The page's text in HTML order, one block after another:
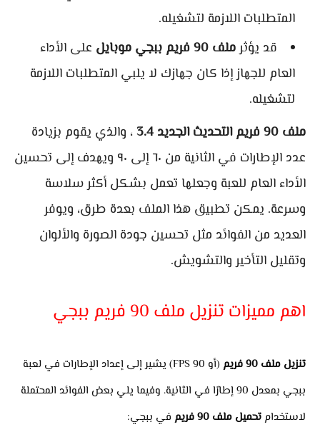
المتطلبات اللازمة لتشغيله.
قد يؤثرملف 90 فريم ببجي موبايل
على الأداء
العام للجهاز إذا كان جهازك لا يلبي المتطلبات اللازمة
لتشغيله.
ملف 90 فريم التحديث الجديد 3.4
، والذي يقوم بزيادة
عدد الإطارات في الثانية من ٦٠ إلى ٩٠ ويهدف إلى تحسين
الأداء العام للعبة وجعلها تعمل بشكل أكثر سلاسة
وسرعة. يمكن تطبيق هذا الملف بعدة طرق، ويوفر
العديد من الفوائد مثل تحسين جودة الصورة والألوان
وتقليل التأخير والتشويش.
اهم مميزات تنزيل ملف 90 فريم ببجي
تنزيل ملف 90 فريم
(أو 90 FPS) يشير إلى إعداد الإطارات في لعبة
ببجي بمعدل 90 إطارًا في الثانية. وفيما يلي بعض الفوائد المحتملة
لاستخدام تحميل ملف 90 فريم في ببجي: